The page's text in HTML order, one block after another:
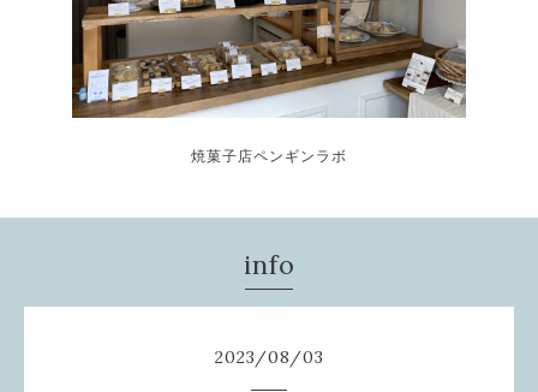
焼菓子店ペンギンラボ
info
2023/08/03